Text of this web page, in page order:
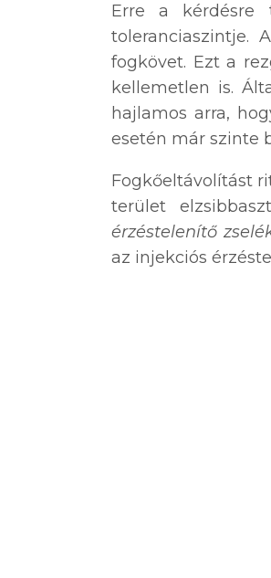
Erre a kérdésre
toleranciaszintje.
fogkövet. Ezt a
kellemetlen is.
hajlamos arra,
esetén már szinte
Fogkőeltávolítást
terület
érzéstelenítő
az injekciós